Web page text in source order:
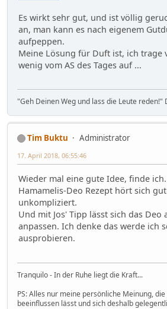
Es wirkt sehr gut, und ist völlig
an, man kann es nach eigenem
aufpeppen.
Meine Lösung für Duft ist, ich trage
wenig vom AS des Tages auf ...
"Geh Deinen Weg und lass die Leute reden!"
Tim Buktu
Administrator
17. April 2018, 06:55:46
Wieder mal eine gute Idee, finde
Hamamelis-Deo Rezept hört sich
unkompliziert.
Und mit Jos' Tipp lässt sich das Deo
anpassen. Ich denke das werde ich
ausprobieren.
Tranquilo - In der Ruhe liegt die Kraft...
PS: Alles nur meine persönliche Meinung,
beeinflussen lässt und sich deshalb